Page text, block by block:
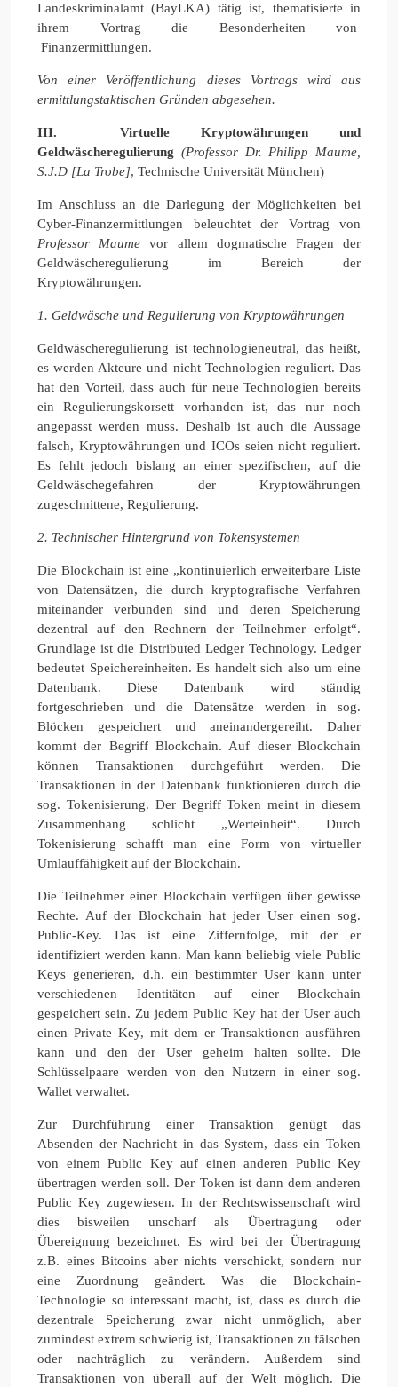
Landeskriminalamt (BayLKA) tätig ist, thematisierte in
ihrem Vortrag die Besonderheiten von
Finanzermittlungen.
Von einer Veröffentlichung dieses Vortrags wird aus
ermittlungstaktischen Gründen abgesehen.
III. Virtuelle Kryptowährungen und
Geldwäscheregulierung (Professor Dr. Philipp Maume,
S.J.D [La Trobe], Technische Universität München)
Im Anschluss an die Darlegung der Möglichkeiten bei
Cyber-Finanzermittlungen beleuchtet der Vortrag von
Professor Maumevor allem dogmatische Fragen der
Geldwäscheregulierung im Bereich der
Kryptowährungen.
1. Geldwäsche und Regulierung von Kryptowährungen
Geldwäscheregulierung ist technologieneutral, das heißt,
es werden Akteure und nicht Technologien reguliert. Das
hat den Vorteil, dass auch für neue Technologien bereits
ein Regulierungskorsett vorhanden ist, das nur noch
angepasst werden muss. Deshalb ist auch die Aussage
falsch, Kryptowährungen und ICOs seien nicht reguliert.
Es fehlt jedoch bislang an einer spezifischen, auf die
Geldwäschegefahren der Kryptowährungen
zugeschnittene, Regulierung.
2. Technischer Hintergrund von Tokensystemen
Die Blockchain ist eine „kontinuierlich erweiterbare Liste
von Datensätzen, die durch kryptografische Verfahren
miteinander verbunden sind und deren Speicherung
dezentral auf den Rechnern der Teilnehmer erfolgt“.
Grundlage ist die Distributed Ledger Technology. Ledger
bedeutet Speichereinheiten. Es handelt sich also um eine
Datenbank. Diese Datenbank wird ständig
fortgeschrieben und die Datensätze werden in sog.
Blöcken gespeichert und aneinandergereiht. Daher
kommt der Begriff Blockchain. Auf dieser Blockchain
können Transaktionen durchgeführt werden. Die
Transaktionen in der Datenbank funktionieren durch die
sog. Tokenisierung. Der Begriff Token meint in diesem
Zusammenhang schlicht „Werteinheit“. Durch
Tokenisierung schafft man eine Form von virtueller
Umlauffähigkeit auf der Blockchain.
Die Teilnehmer einer Blockchain verfügen über gewisse
Rechte. Auf der Blockchain hat jeder User einen sog.
Public-Key. Das ist eine Ziffernfolge, mit der er
identifiziert werden kann. Man kann beliebig viele Public
Keys generieren, d.h. ein bestimmter User kann unter
verschiedenen Identitäten auf einer Blockchain
gespeichert sein. Zu jedem Public Key hat der User auch
einen Private Key, mit dem er Transaktionen ausführen
kann und den der User geheim halten sollte. Die
Schlüsselpaare werden von den Nutzern in einer sog.
Wallet verwaltet.
Zur Durchführung einer Transaktion genügt das
Absenden der Nachricht in das System, dass ein Token
von einem Public Key auf einen anderen Public Key
übertragen werden soll. Der Token ist dann dem anderen
Public Key zugewiesen. In der Rechtswissenschaft wird
dies bisweilen unscharf als Übertragung oder
Übereignung bezeichnet. Es wird bei der Übertragung
z.B. eines Bitcoins aber nichts verschickt, sondern nur
eine Zuordnung geändert. Was die Blockchain-
Technologie so interessant macht, ist, dass es durch die
dezentrale Speicherung zwar nicht unmöglich, aber
zumindest extrem schwierig ist, Transaktionen zu fälschen
oder nachträglich zu verändern. Außerdem sind
Transaktionen von überall auf der Welt möglich. Die